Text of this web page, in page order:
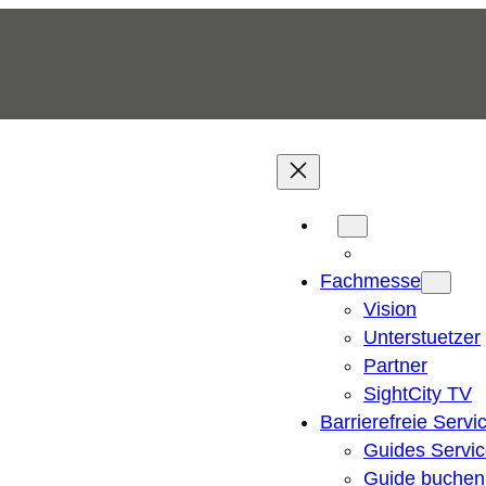
Fachmesse
Vision
Unterstuetzer
Partner
SightCity TV
Barrierefreie
Guides
Guide buchen